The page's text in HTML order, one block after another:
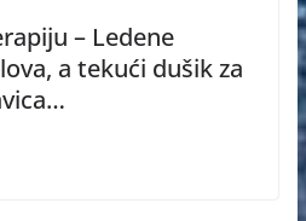
– Ledene
a tekući dušik za